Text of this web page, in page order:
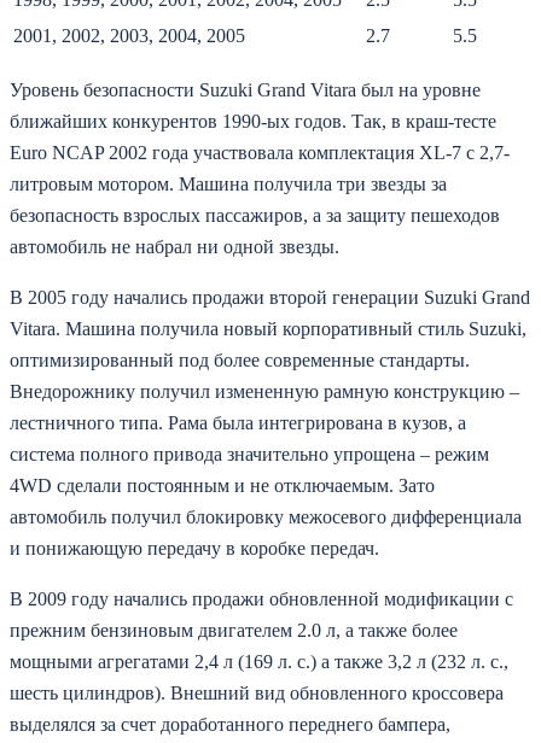
2001, 2002, 2003, 2004, 2005
2.7 5.5
Уровень безопасности Suzuki Grand Vitara был на уровне
ближайших конкурентов 1990-ых годов. Так, в краш-тесте
Euro NCAP 2002 года участвовала комплектация XL-7 с 2,7-
литровым мотором. Машина получила три звезды за
безопасность взрослых пассажиров, а за защиту пешеходов
автомобиль не набрал ни одной звезды.
В 2005 году начались продажи второй генерации Suzuki Grand
Vitara. Машина получила новый корпоративный стиль Suzuki,
оптимизированный под более современные стандарты.
Внедорожнику получил измененную рамную конструкцию –
лестничного типа. Рама была интегрирована в кузов, а
система полного привода значительно упрощена – режим
4WD сделали постоянным и не отключаемым. Зато
автомобиль получил блокировку межосевого дифференциала
и понижающую передачу в коробке передач.
В 2009 году начались продажи обновленной модификации с
прежним бензиновым двигателем 2.0 л, а также более
мощными агрегатами 2,4 л (169 л. с.) а также 3,2 л (232 л. с.,
шесть цилиндров). Внешний вид обновленного кроссовера
выделялся за счет доработанного переднего бампера,